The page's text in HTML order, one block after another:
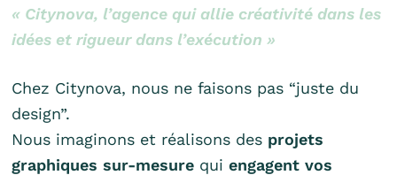
« Citynova, l’agence qui allie créativité dans les
idées et rigueur dans l’exécution »
Chez Citynova, nous ne faisons pas “juste du
design”.
Nous imaginons et réalisons des projets
graphiques sur-mesure quiengagent vos